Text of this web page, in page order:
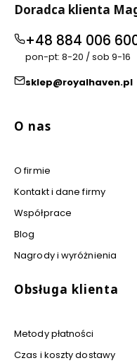
Doradca klienta
+48 884 006
pon-pt: 8-20 / sob 9-16
sklep@royalhaven.pl
Linki w stopce
O nas
O firmie
Kontakt i dane firmy
Współprace
Blog
Nagrody i wyróżnienia
Obsługa klienta
Metody płatności
Czas i koszty dostawy